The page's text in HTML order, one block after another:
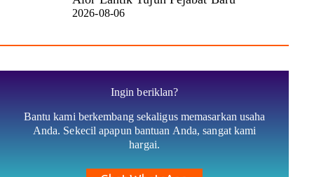
2026-08-06
Ingin beriklan?
Bantu kami berkembang sekaligus memasarkan usaha
Anda. Sekecil apapun bantuan Anda, sangat kami
hargai.